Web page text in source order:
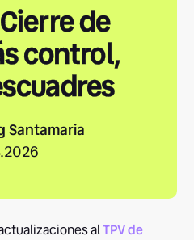
de
control,
Santamaria
alTPV de